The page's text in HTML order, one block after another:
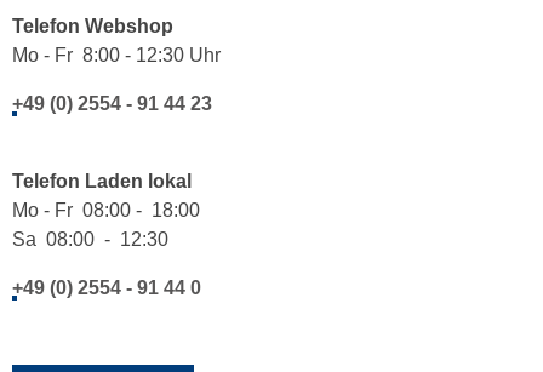
Telefon Webshop
Mo - Fr 8:00 - 12:30 Uhr
+49 (0) 2554 - 91 44 23
Telefon Laden lokal
Mo - Fr 08:00 - 18:00
Sa 08:00 - 12:30
+49 (0) 2554 - 91 44 0